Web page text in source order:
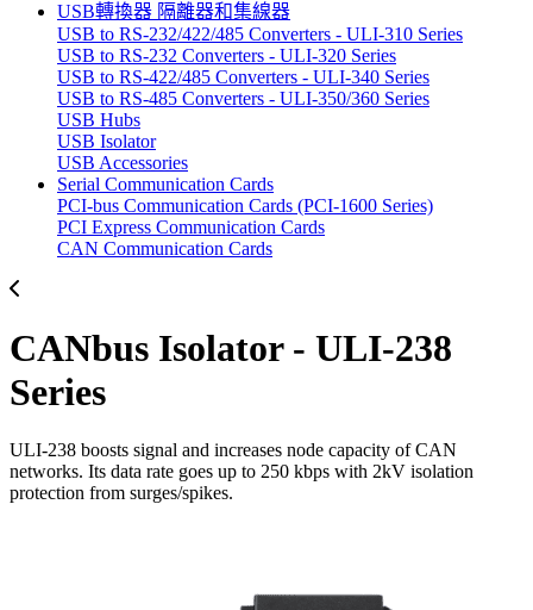
USB轉換器 隔離器和集線器
USB to RS-232/422/485 Converters - ULI-310 Series
USB to RS-232 Converters - ULI-320 Series
USB to RS-422/485 Converters - ULI-340 Series
USB to RS-485 Converters - ULI-350/360 Series
USB Hubs
USB Isolator
USB Accessories
Serial Communication Cards
PCI-bus Communication Cards (PCI-1600 Series)
PCI Express Communication Cards
CAN Communication Cards
CANbus Isolator - ULI-238
Series
ULI-238 boosts signal and increases node capacity of CAN
networks. Its data rate goes up to 250 kbps with 2kV isolation
protection from surges/spikes.